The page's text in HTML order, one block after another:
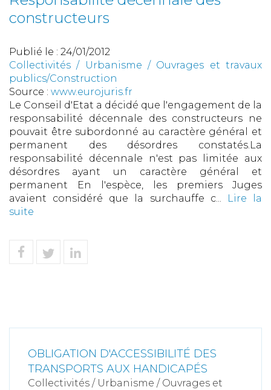
constructeurs
Publié le : 24/01/2012
Collectivités / Urbanisme / Ouvrages et travaux
publics/Construction
Source : www.eurojuris.fr
Le Conseil d'Etat a décidé que l'engagement de la
responsabilité décennale des constructeurs ne
pouvait être subordonné au caractère général et
permanent des désordres constatés.La
responsabilité décennale n'est pas limitée aux
désordres ayant un caractère général et
permanent En l'espèce, les premiers Juges
avaient considéré que la surchauffe c...
Lire la
suite
OBLIGATION D'ACCESSIBILITÉ DES
TRANSPORTS AUX HANDICAPÉS
Collectivités / Urbanisme / Ouvrages et